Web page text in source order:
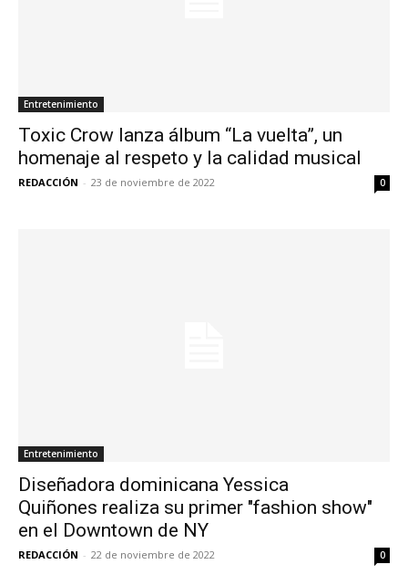
Entretenimiento
Toxic Crow lanza álbum “La vuelta”, un
homenaje al respeto y la calidad musical
REDACCIÓN - 23 de noviembre de 2022 0
Entretenimiento
Diseñadora dominicana Yessica
Quiñones realiza su primer "fashion show"
en el Downtown de NY
REDACCIÓN - 22 de noviembre de 2022 0